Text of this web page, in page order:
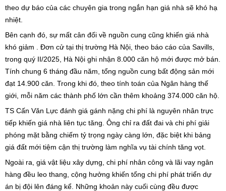
theo dự báo của các chuyên gia trong ngắn hạn giá nhà sẽ khó hạ
nhiệt.
Bên cạnh đó, sự mất cân đối về nguồn cung cũng khiến giá nhà
khó giảm . Đơn cử tại thị trường Hà Nội, theo báo cáo của Savills,
trong quý II/2025, Hà Nội ghi nhận 8.000 căn hộ mới được mở bán.
Tính chung 6 tháng đầu năm, tổng nguồn cung bất động sản mới
đạt 14.900 căn. Trong khi đó, theo tính toán của Ngân hàng thế
giới, mỗi năm các thành phố lớn cần thêm khoảng 374.000 căn hộ.
TS Cấn Văn Lực đánh giá gánh nặng chi phí là nguyên nhân trực
tiếp khiến giá nhà liên tục tăng. Ông chỉ ra đất đai và chi phí giải
phóng mặt bằng chiếm tỷ trọng ngày càng lớn, đặc biệt khi bảng
giá đất mới tiệm cận thị trường làm nghĩa vụ tài chính tăng vọt.
Ngoài ra, giá vật liệu xây dựng, chi phí nhân công và lãi vay ngân
hàng đều leo thang, cộng hưởng khiến tổng chi phí phát triển dự
án bị đội lên đáng kể. Những khoản này cuối cùng đều được